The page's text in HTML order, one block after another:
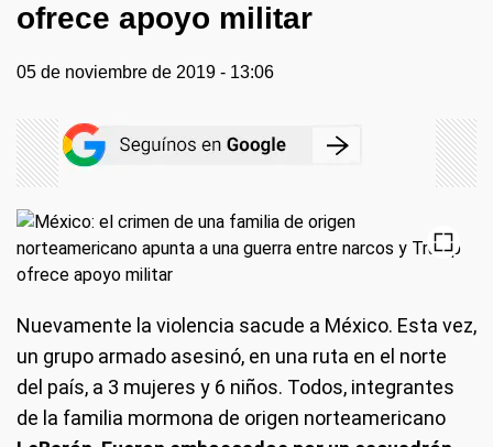
ofrece apoyo militar
05 de noviembre de 2019 - 13:06
Nuevamente la violencia sacude a México. Esta vez,
un grupo armado asesinó, en una ruta en el norte
del país, a 3 mujeres y 6 niños. Todos, integrantes
de la familia mormona de origen norteamericano